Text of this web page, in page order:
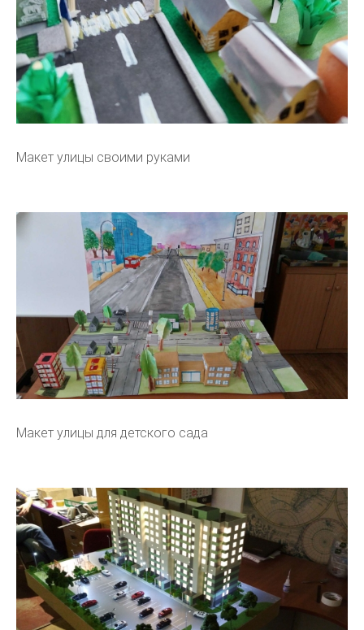
Макет улицы своими руками
Макет улицы для детского сада